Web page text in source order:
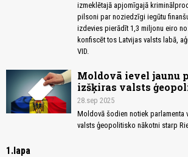
izmeklētajā apjomīgajā
pilsoni par noziedzīgi iegūtu
izdevies pierādīt 1,3 miljonu eiro
konfiscēt tos Latvijas valsts labā,
VID.
Moldovā ievel jaunu
izšķiras valsts
28.sep 2025
Moldovā šodien notiek parlamenta
valsts ģeopolitisko nākotni starp
1.lapa